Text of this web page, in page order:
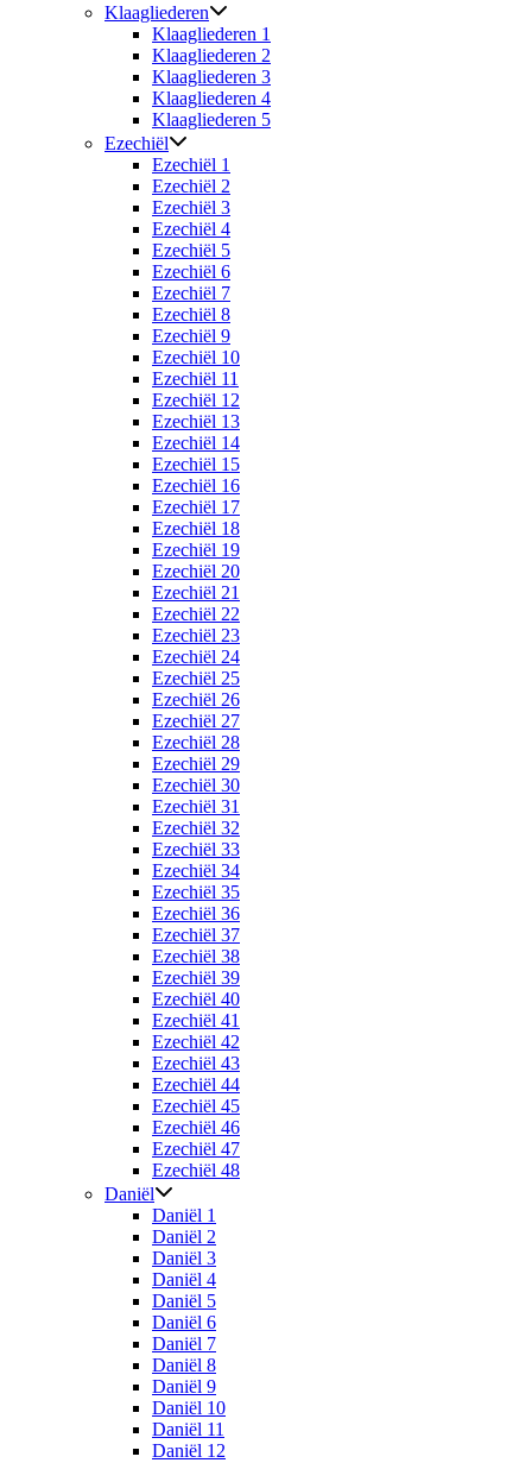
Klaagliederen
Klaagliederen 1
Klaagliederen 2
Klaagliederen 3
Klaagliederen 4
Klaagliederen 5
Ezechiël
Ezechiël 1
Ezechiël 2
Ezechiël 3
Ezechiël 4
Ezechiël 5
Ezechiël 6
Ezechiël 7
Ezechiël 8
Ezechiël 9
Ezechiël 10
Ezechiël 11
Ezechiël 12
Ezechiël 13
Ezechiël 14
Ezechiël 15
Ezechiël 16
Ezechiël 17
Ezechiël 18
Ezechiël 19
Ezechiël 20
Ezechiël 21
Ezechiël 22
Ezechiël 23
Ezechiël 24
Ezechiël 25
Ezechiël 26
Ezechiël 27
Ezechiël 28
Ezechiël 29
Ezechiël 30
Ezechiël 31
Ezechiël 32
Ezechiël 33
Ezechiël 34
Ezechiël 35
Ezechiël 36
Ezechiël 37
Ezechiël 38
Ezechiël 39
Ezechiël 40
Ezechiël 41
Ezechiël 42
Ezechiël 43
Ezechiël 44
Ezechiël 45
Ezechiël 46
Ezechiël 47
Ezechiël 48
Daniël
Daniël 1
Daniël 2
Daniël 3
Daniël 4
Daniël 5
Daniël 6
Daniël 7
Daniël 8
Daniël 9
Daniël 10
Daniël 11
Daniël 12